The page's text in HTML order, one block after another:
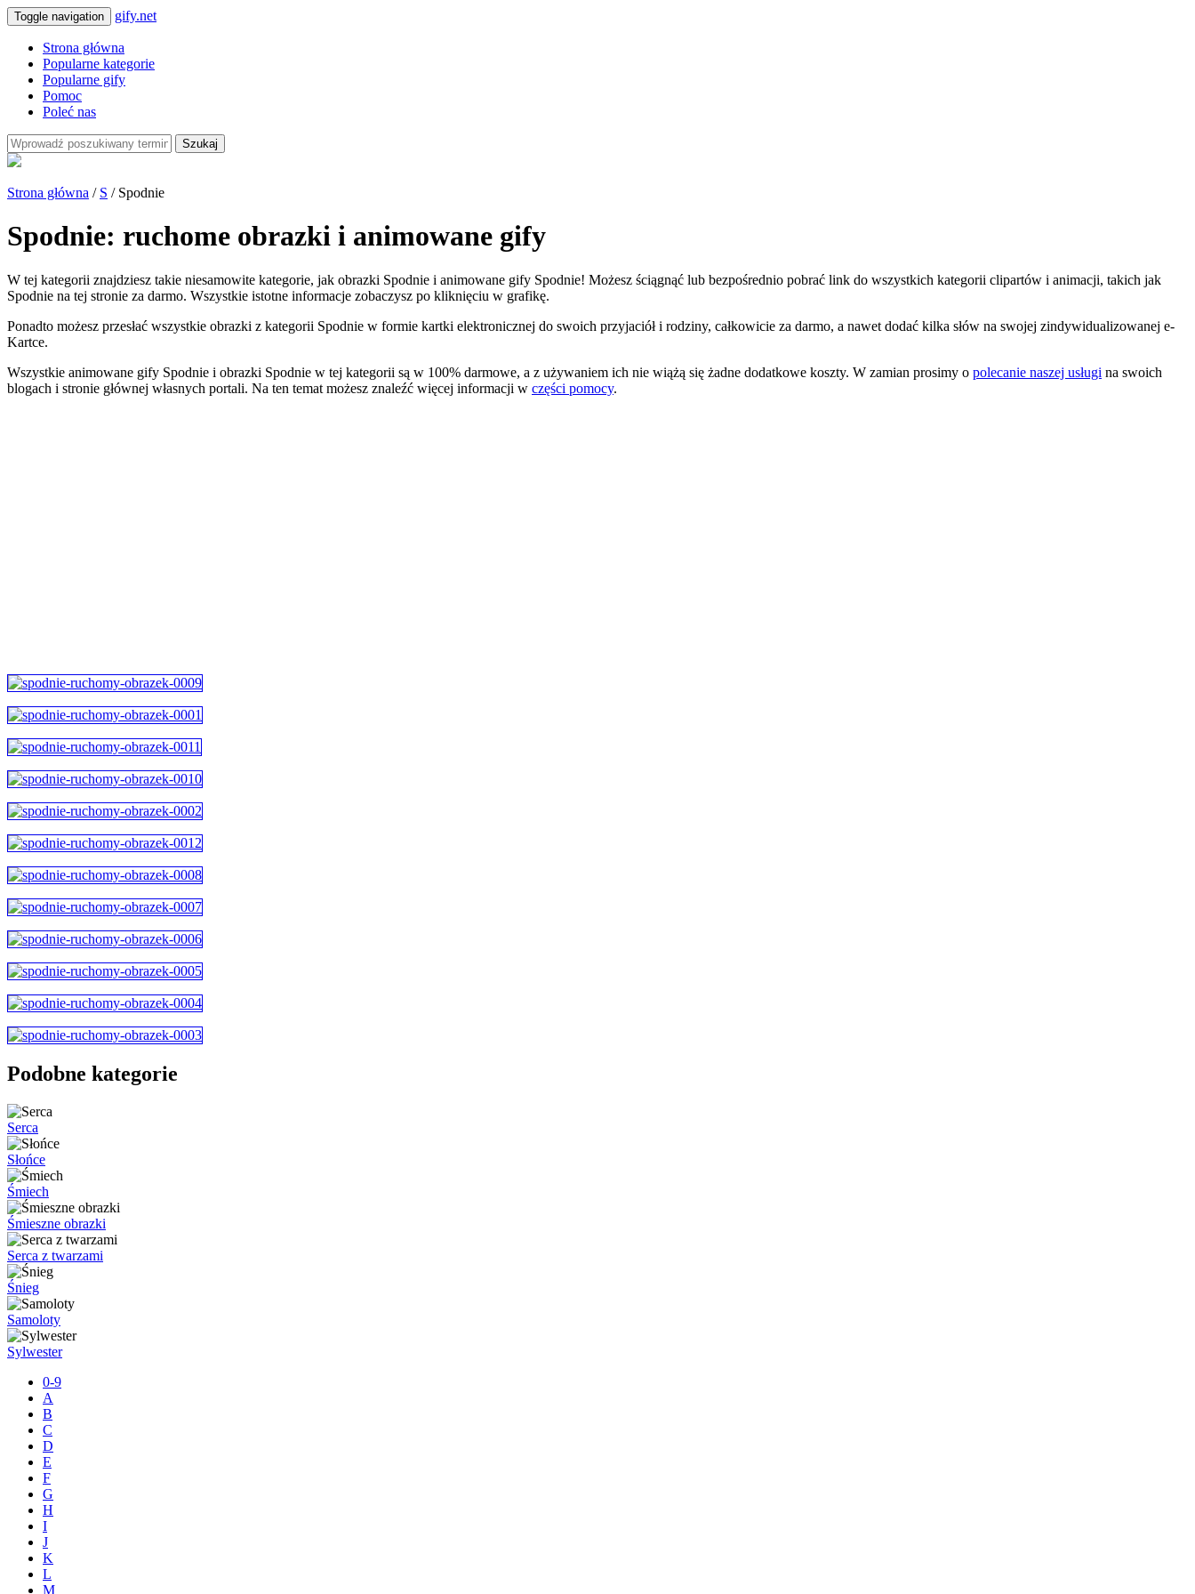
Toggle navigation gify.net
Strona główna
Popularne kategorie
Popularne gify
Pomoc
Poleć nas
Szukaj
Strona główna / S / Spodnie
Spodnie: ruchome obrazki i animowane gify
W tej kategorii znajdziesz takie niesamowite kategorie, jak obrazki Spodnie i animowane gify Spodnie! Możesz ściągnąć lub bezpośrednio pobrać link do wszystkich kategorii clipartów i animacji, takich jak
Spodnie na tej stronie za darmo. Wszystkie istotne informacje zobaczysz po kliknięciu w grafikę.
Ponadto możesz przesłać wszystkie obrazki z kategorii Spodnie w formie kartki elektronicznej do swoich przyjaciół i rodziny, całkowicie za darmo, a nawet dodać kilka słów na swojej zindywidualizowanej e-
Kartce.
Wszystkie animowane gify Spodnie i obrazki Spodnie w tej kategorii są w 100% darmowe, a z używaniem ich nie wiążą się żadne dodatkowe koszty. W zamian prosimy o polecanie naszej usługi na swoich
blogach i stronie głównej własnych portali. Na ten temat możesz znaleźć więcej informacji w części pomocy.
Podobne kategorie
Serca
Słońce
Śmiech
Śmieszne obrazki
Serca z twarzami
Śnieg
Samoloty
Sylwester
0-9
A
B
C
D
E
F
G
H
I
J
K
L
M